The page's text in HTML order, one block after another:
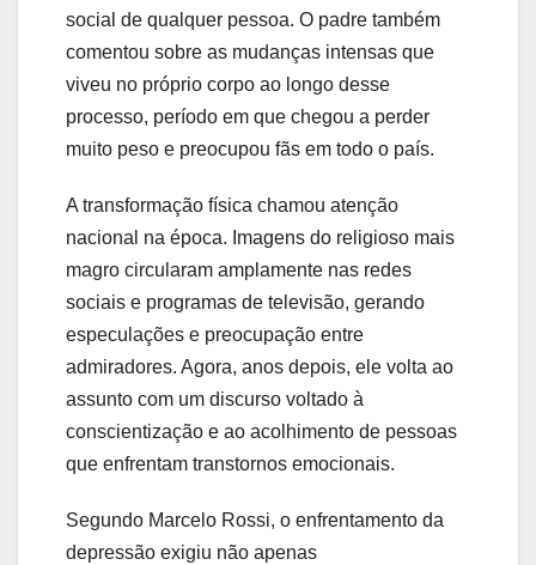
social de qualquer pessoa. O padre também
comentou sobre as mudanças intensas que
viveu no próprio corpo ao longo desse
processo, período em que chegou a perder
muito peso e preocupou fãs em todo o país.
A transformação física chamou atenção
nacional na época. Imagens do religioso mais
magro circularam amplamente nas redes
sociais e programas de televisão, gerando
especulações e preocupação entre
admiradores. Agora, anos depois, ele volta ao
assunto com um discurso voltado à
conscientização e ao acolhimento de pessoas
que enfrentam transtornos emocionais.
Segundo Marcelo Rossi, o enfrentamento da
depressão exigiu não apenas